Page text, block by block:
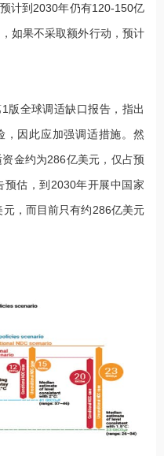
计到2030年仍有120-150亿
如果不采取额外行动，预计
版全球调适缺口报告，指出
因此应加强调适措施。然
金约为286亿美元，仅占预
预估，到2030年开展中国家
，而目前只有约286亿美元